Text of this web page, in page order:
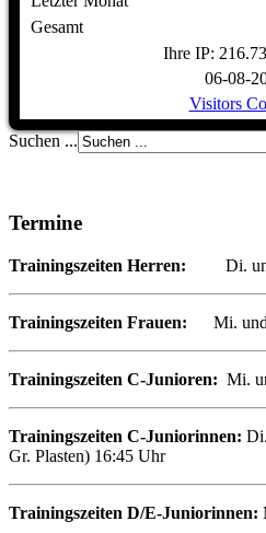
Gesamt
Ihre IP:
06-08-
Visitors
Suchen ...
Termine
Trainingszeiten Herren: Di.
Trainingszeiten Frauen: Mi.
Trainingszeiten C-Junioren: Mi.
Trainingszeiten C-Juniorinnen:
Gr. Plasten) 16:45 Uhr
Trainingszeiten D/E-Juniorinnen: